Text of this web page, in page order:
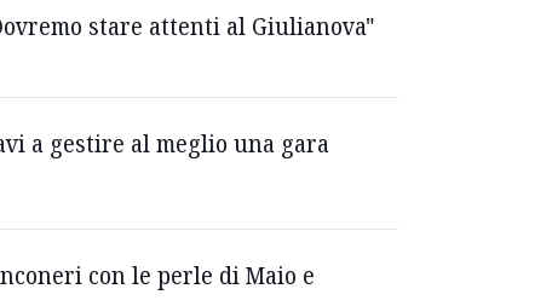
stare attenti al Giulianova"
a gestire al meglio una gara
con le perle di Maio e